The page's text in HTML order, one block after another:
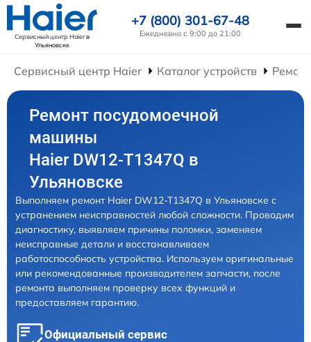
Сервисный центр Haierв
Ульяновске
+7 (800) 301-67-48
Ежедневно с 9:00 до 21:00
Сервисный центр Haier Каталог устройств
Ремонт посудомоечной
машины
Haier DW12-T1347Q в
Ульяновске
Выполняем ремонт Haier DW12-T1347Q в Ульяновске с
устранением неисправностей любой сложности. Проводим
диагностику, выявляем причины поломки, заменяем
неисправные детали и восстанавливаем
работоспособность устройства. Используем оригинальные
или рекомендованные производителем запчасти, после
ремонта выполняем проверку всех функций и
предоставляем гарантию.
Официальный сервис